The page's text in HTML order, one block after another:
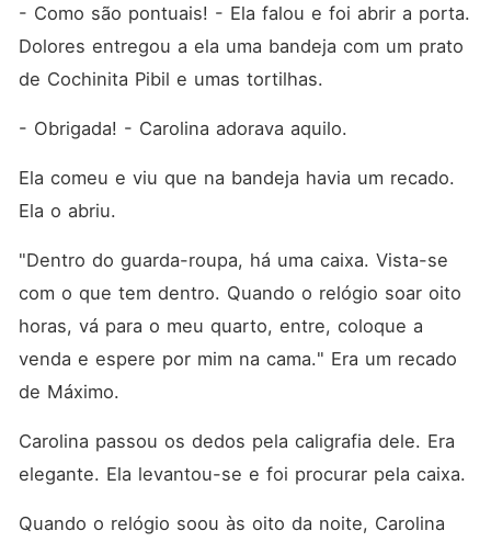
- Como são pontuais! - Ela falou e foi abrir a porta.
Dolores entregou a ela uma bandeja com um prato
de Cochinita Pibil e umas tortilhas.
- Obrigada! - Carolina adorava aquilo.
Ela comeu e viu que na bandeja havia um recado.
Ela o abriu.
"Dentro do guarda-roupa, há uma caixa. Vista-se
com o que tem dentro. Quando o relógio soar oito
horas, vá para o meu quarto, entre, coloque a
venda e espere por mim na cama." Era um recado
de Máximo.
Carolina passou os dedos pela caligrafia dele. Era
elegante. Ela levantou-se e foi procurar pela caixa.
Quando o relógio soou às oito da noite, Carolina